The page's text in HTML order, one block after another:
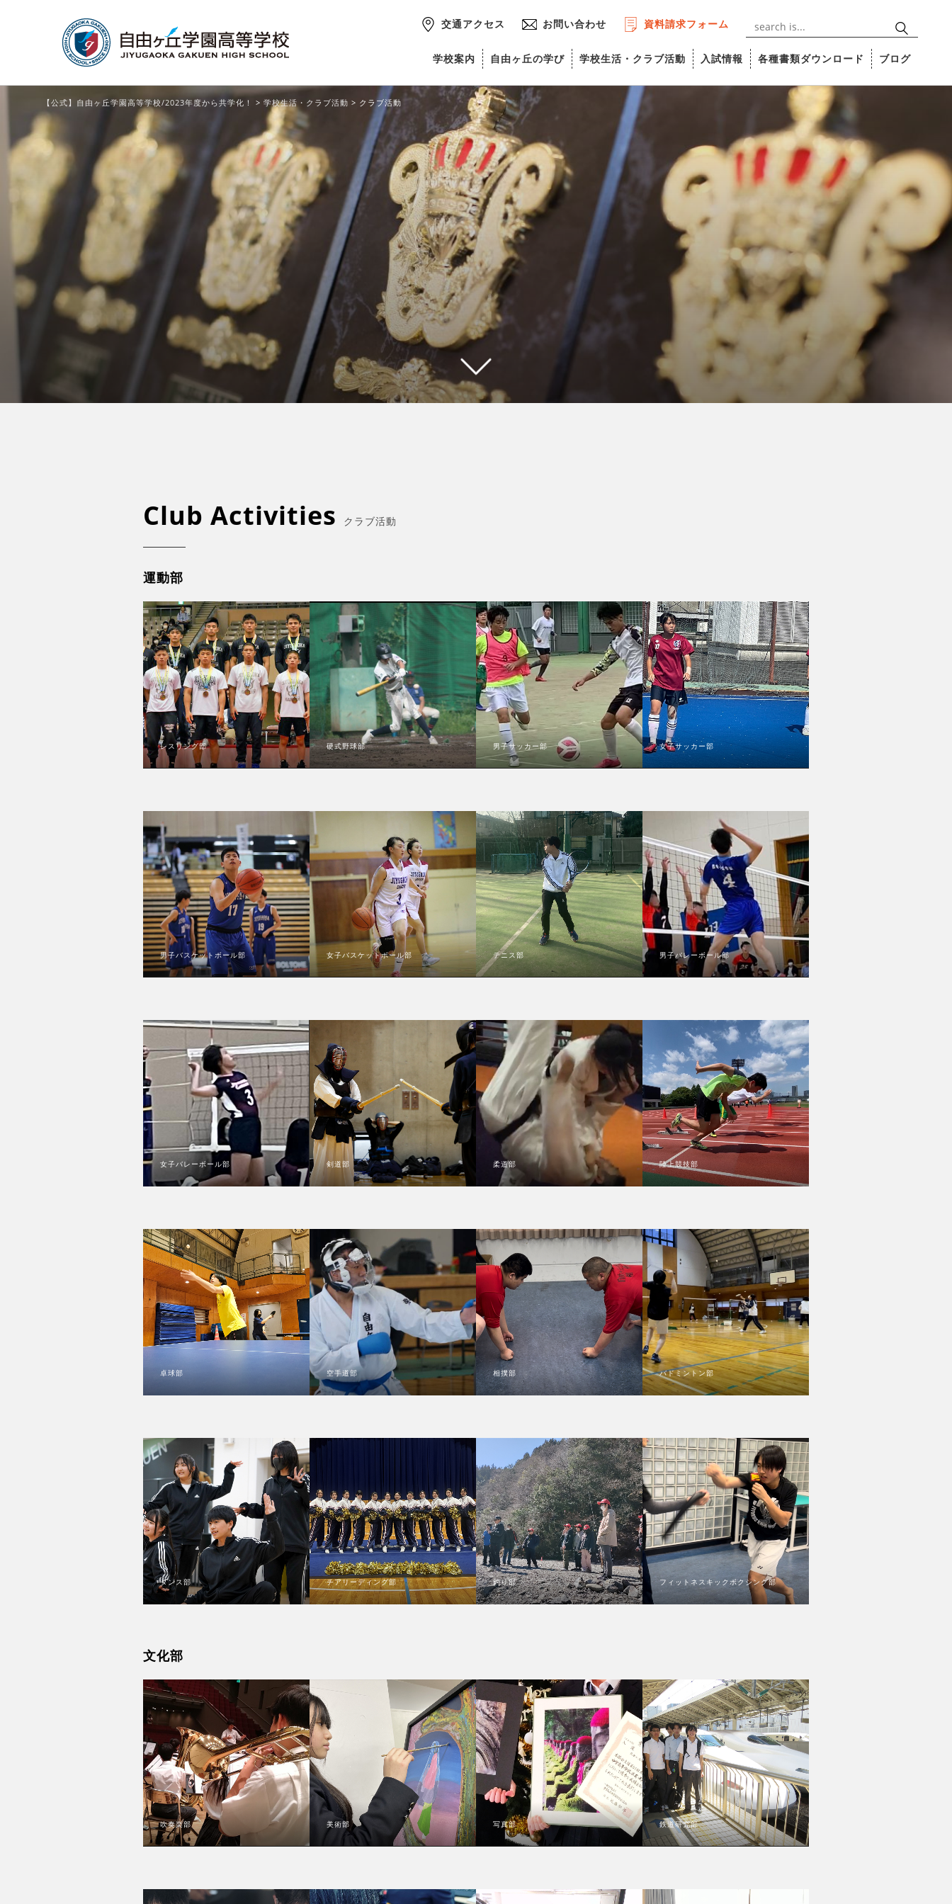
交通アクセス お問い合わせ 資料請求フォーム
学校案内 自由ヶ丘の学び 学校生活・クラブ活動 入試情報 各種書類ダウンロード ブログ
【公式】自由ヶ丘学園高等学校/2023年度から共学化！ > 学校生活・クラブ活動 > クラブ活動
Club Activities クラブ活動
運動部
レスリング部 硬式野球部 男子サッカー部 女子サッカー部
男子バスケットボール部 女子バスケットボール部 テニス部 男子バレーボール部
女子バレーボール部 剣道部 柔道部 陸上競技部
卓球部 空手道部 相撲部 バドミントン部
ダンス部 チアリーディング部 釣り部 フィットネスキックボクシング部
文化部
吹奏楽部 美術部 写真部 鉄道研究部